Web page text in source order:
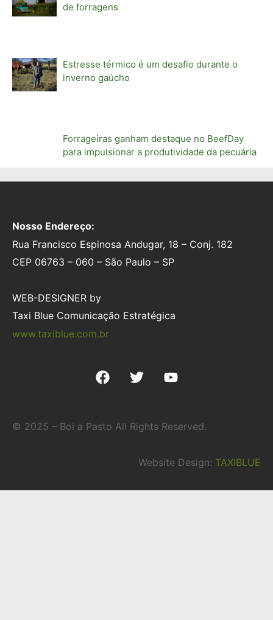
de forragens
Estresse térmico é um desafio durante o
inverno gaúcho
Forrageiras ganham destaque no BeefDay
para impulsionar a produtividade da pecuária
Nosso Endereço:
Rua Francisco Espinosa Andugar, 18 – Conj. 182
CEP 06763 – 060 – São Paulo – SP
WEB-DESIGNER by
Taxi Blue Comunicação Estratégica
www.taxiblue.com.br
© 2025 – Boi a Pasto All Rights Reserved.
Website Design: TAXIBLUE